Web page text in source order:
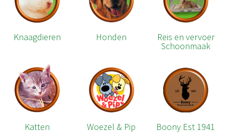
Knaagdieren Honden Reis en vervoer
Schoonmaak
Katten Woezel & Pip Boony Est 1941